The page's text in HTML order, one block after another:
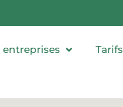
Tarifs